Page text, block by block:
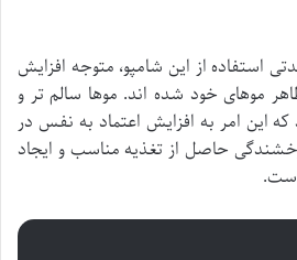
استفاده از این شامپو، متوجه افزایش
موهای خود شده اند. موها سالم تر و
این امر به افزایش اعتماد به نفس در
حاصل از تغذیه مناسب و ایجاد